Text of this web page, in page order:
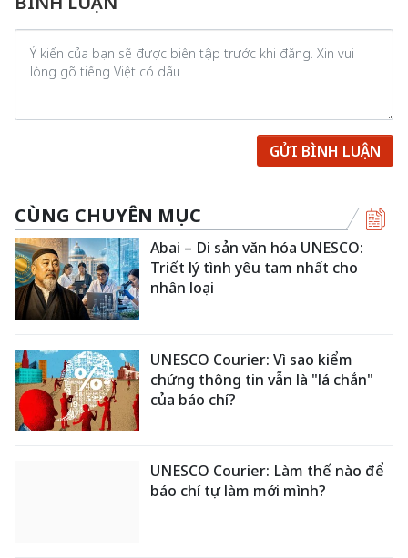
GỬI BÌNH LUẬN
CÙNG CHUYÊN MỤC
Abai – Di sản văn hóa UNESCO:
Triết lý tình yêu tam nhất cho
nhân loại
UNESCO Courier: Vì sao kiểm
chứng thông tin vẫn là "lá chắn"
của báo chí?
UNESCO Courier: Làm thế nào để
báo chí tự làm mới mình?